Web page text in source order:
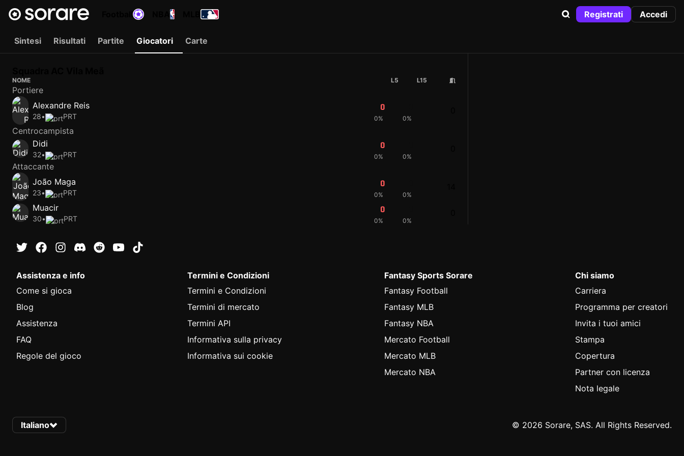
Registrati Accedi
Sintesi Risultati Partite Giocatori Carte
NOME L5 L15
Portiere
Alexandre Reis
28• PRT
0
0% 0%
Centrocampista
Didi
32• PRT
0
0% 0%
Attaccante
João Maga
23• PRT
0
0% 0%
Muacir
30• PRT
0
0% 0%
Assistenza e info
Come si gioca
Blog
Assistenza
FAQ
Regole del gioco
Termini e Condizioni
Termini e Condizioni
Termini di mercato
Termini API
Informativa sulla privacy
Informativa sui cookie
Fantasy Sports Sorare
Fantasy Football
Fantasy MLB
Fantasy NBA
Mercato Football
Mercato MLB
Mercato NBA
Chi siamo
Carriera
Programma per creatori
Invita i tuoi amici
Stampa
Copertura
Partner con licenza
Nota legale
Italiano © 2026 Sorare, SAS. All Rights Reserved.